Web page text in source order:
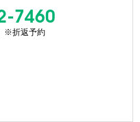
7460
※折返予約